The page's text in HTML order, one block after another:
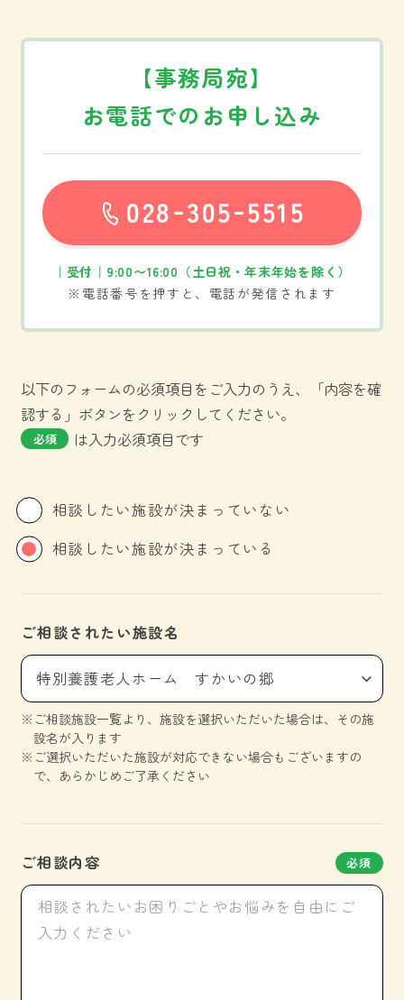
会員専用ページ
お問い合わせ
【事務局宛】
お電話でのお申し込み
028-305-5515
｜受付｜9:00〜16:00（土日祝・年末年始を除く）
※電話番号を押すと、電話が発信されます
以下のフォームの必須項目をご入力のうえ、「内容を確
認する」ボタンをクリックしてください。
必須 は入力必須項目です
相談したい施設が決まっていない
相談したい施設が決まっている
ご相談されたい施設名
特別養護老人ホーム すかいの郷
ご相談施設一覧より、施設を選択いただいた場合は、その施
設名が入ります
ご選択いただいた施設が対応できない場合もございますの
で、あらかじめご了承ください
ご相談内容 必須